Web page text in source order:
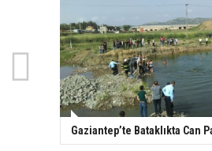
Gaziantep’te Bataklıkta Can